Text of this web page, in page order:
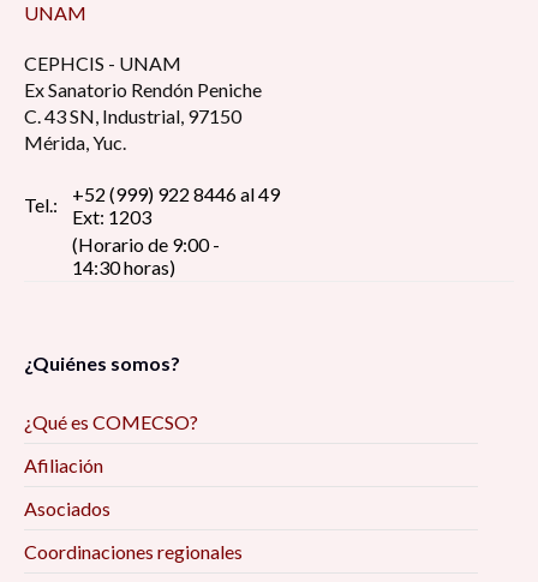
UNAM
CEPHCIS - UNAM
Ex Sanatorio Rendón Peniche
C. 43 SN, Industrial, 97150
Mérida, Yuc.
Tel.:
+52 (999) 922 8446 al 49
Ext: 1203
(Horario de 9:00 -
14:30 horas)
¿Quiénes somos?
¿Qué es COMECSO?
Afiliación
Asociados
Coordinaciones regionales